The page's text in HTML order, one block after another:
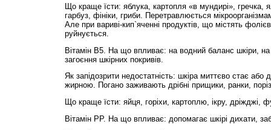
Що краще їсти: яблука, картопля «в мундирі», гречка,
гарбуз, фініки, гриби. Перетравлюється
Але при вариві-кип`яченні продуктів, що містять
руйнується.
Вітамін В5. На що впливає: на водний баланс шкіри, на
загоєння шкірних покривів.
Як запідозрити недостатність: шкіра миттєво стає
жирною. Погано заживають дрібні прищики, ранки,
Що краще їсти: яйця, горіхи, картоплю, ікру, дріжджі,
Вітамін РР. На що впливає: допомагає шкірі дихати,